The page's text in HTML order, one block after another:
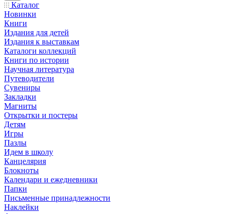
Каталог
Новинки
Книги
Издания для детей
Издания к выставкам
Каталоги коллекций
Книги по истории
Научная литература
Путеводители
Сувениры
Закладки
Магниты
Открытки и постеры
Детям
Игры
Пазлы
Идем в школу
Канцелярия
Блокноты
Календари и ежедневники
Папки
Письменные принадлежности
Наклейки